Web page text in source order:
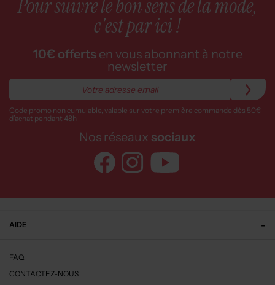
Pour suivre le bon sens de la mode,
c'est par ici !
10€ offerts en vous abonnant à notre
newsletter
Code promo non cumulable, valable sur votre première commande dès 50€
d’achat pendant 48h
Nos réseaux sociaux
AIDE
FAQ
CONTACTEZ-NOUS